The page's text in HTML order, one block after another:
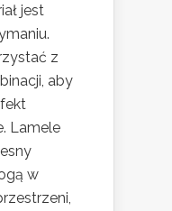
jest
z
aby
Lamele
w